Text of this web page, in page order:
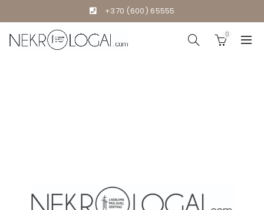
+370 (600) 65555
0